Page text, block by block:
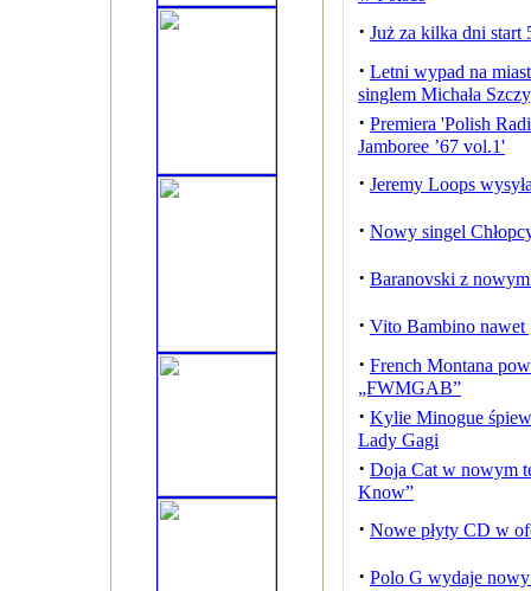
· Już za kilka dni start
· Letni wypad na
singlem Michała
· Premiera 'Polish
Jamboree ’67 vol.1'
· Jeremy Loops
· Nowy singel
· Baranovski z
· Vito Bambino
· French Montana
„FWMGAB”
· Kylie Minogue
Lady Gagi
· Doja Cat w nowym
Know”
· Nowe płyty CD w
· Polo G wydaje